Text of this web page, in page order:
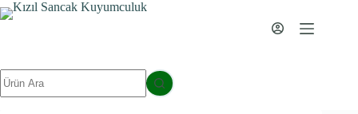
İçeriğe
geç
Sonuç
yok